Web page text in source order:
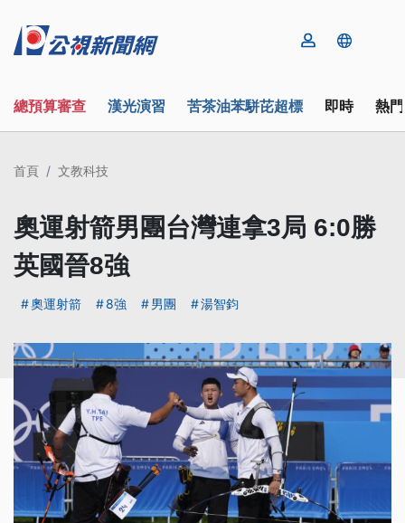
總預算審查 漢光演習 苦茶油苯駢芘超標 即時 熱
首頁 文教科技
奧運射箭男團台灣連拿3局 6:0勝
英國晉8強
奧運射箭 8強 男團 湯智鈞